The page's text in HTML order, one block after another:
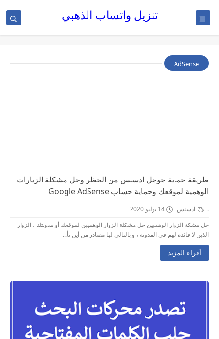
تنزيل واتساب الذهبي
AdSense
طريقة حماية جوجل ادسنس من الحظر وحل مشكلة الزيارات
الوهمية لموقعك وحماية حساب Google AdSense
. ادسنس
14 يوليو 2020
حل مشكة الزوار الوهميين حل مشكلة الزوار الوهميين لموقعك أو مدونتك ، الزوار
الذين لا فائدة لهم في المدونة ، و بالتالي لها مصادر من أين تأ...
أقراء المزيد